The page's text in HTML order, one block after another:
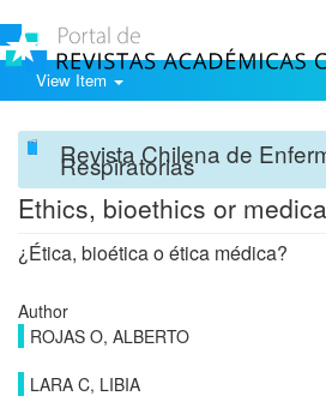
View Item
Revista Chilena de
Respiratorias
Ethics, bioethics or
¿Ética, bioética o ética médica?
Author
ROJAS O, ALBERTO
LARA C, LIBIA